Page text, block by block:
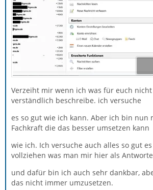
denn geht die Systemplatte im Laptop
Jordan, dann komme ich
an die wichtigen Mails auch nicht
trägt dann von anfangs
wenigen MB zu den 1,6GB an
nachgefragt habe!
Verzeiht mir wenn ich was für euch nicht
verständlich beschreibe. ich versuche
es so gut wie ich kann. Aber ich bin nun
Fachkraft die das besser umsetzen kann
wie ich. Ich versuche auch alles so gut
vollziehen was man mir hier als
und dafür bin ich auch sehr dankbar,
das nicht immer umzusetzen.